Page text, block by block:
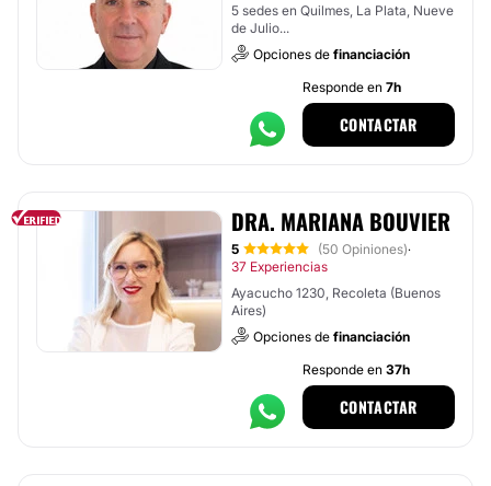
5 sedes en Quilmes, La Plata, Nueve
de Julio...
Opciones de financiación
Responde en 7h
CONTACTAR
DRA. MARIANA BOUVIER
5 (50 Opiniones)·
37 Experiencias
Ayacucho 1230, Recoleta (Buenos
Aires)
Opciones de financiación
Responde en 37h
CONTACTAR